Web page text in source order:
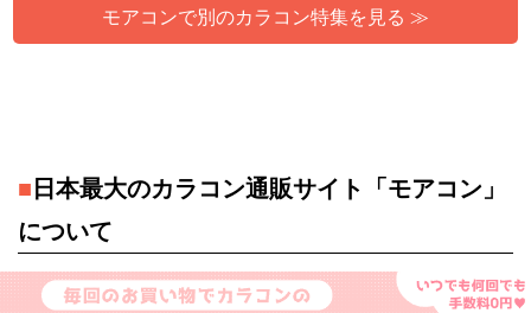
モアコンで別のカラコン特集を見る ≫
■ 日本最大のカラコン通販サイト「モアコン」
について